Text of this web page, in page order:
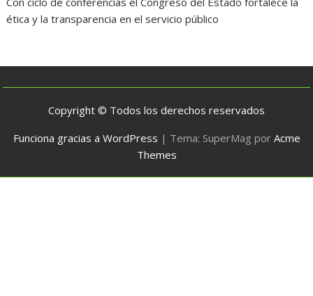
ética y la transparencia en el servicio público
Copyright © Todos los derechos reservados
Funciona gracias a WordPress | Tema: SuperMag por Acme
Themes